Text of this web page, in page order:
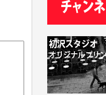
山本賢二 様
吉住俊昭 様
金 盛起 様
塩川 晃平 様
松本益美 様
井出 隆太 様
及川昭男 様